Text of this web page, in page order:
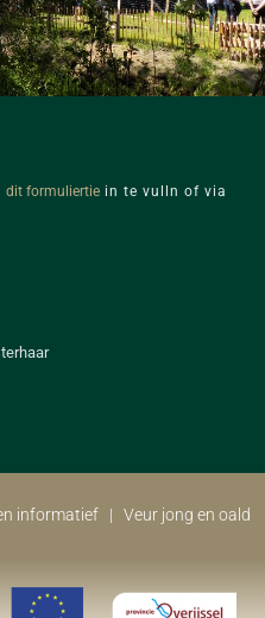
dit formuliertie in te vulln of via
informatief | Veur jong en oald​